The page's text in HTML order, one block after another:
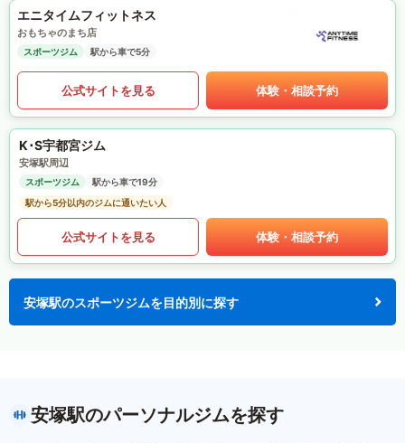
エニタイムフィットネス
おもちゃのまち店
スポーツジム 駅から車で5分
公式サイトを見る 体験・相談予約
K･S宇都宮ジム
安塚駅周辺
スポーツジム
駅から車で19分
駅から5分以内のジムに通いたい人
公式サイトを見る 体験・相談予約
安塚駅のスポーツジムを目的別に探す
安塚駅のパーソナルジムを探す